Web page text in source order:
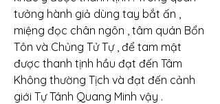
tưởng hành giả dùng tay bắt ấn ,
miệng đọc chân ngôn , tâm quán Bổn
Tôn và Chủng Tử Tự , để tam mật
được thanh tịnh hầu đạt đến Tâm
Không thường Tịch và đạt đến cảnh
giới Tự Tánh Quang Minh vậy .